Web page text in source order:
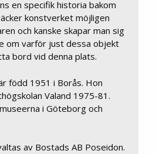
en specifik historia bakom
konstverket möjligen
och kanske skapar man sig
om varför just dessa objekt
bord vid denna plats.
född 1951 i Borås. Hon
Valand 1975-81.
i Göteborg och
av Bostads AB Poseidon.